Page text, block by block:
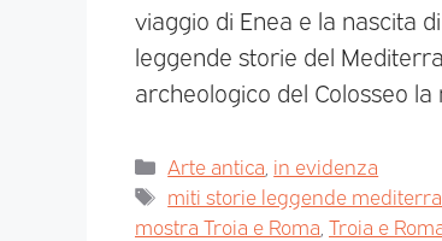
viaggio di Enea e la nascita
leggende storie del
archeologico del Colosseo la
Arte antica in evidenza
miti storie leggende
mostra Troia e Roma Troia e